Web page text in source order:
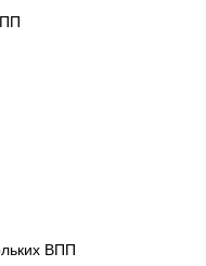
ВПП